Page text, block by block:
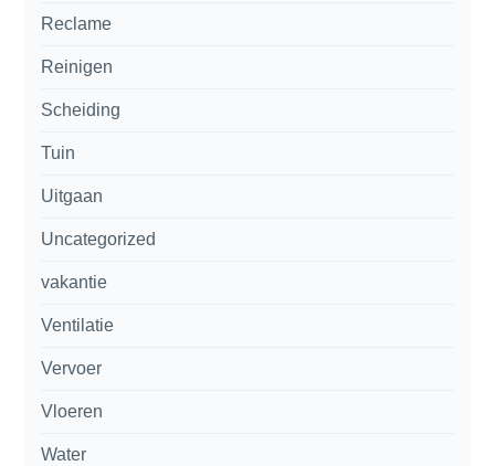
Reclame
Reinigen
Scheiding
Tuin
Uitgaan
Uncategorized
vakantie
Ventilatie
Vervoer
Vloeren
Water